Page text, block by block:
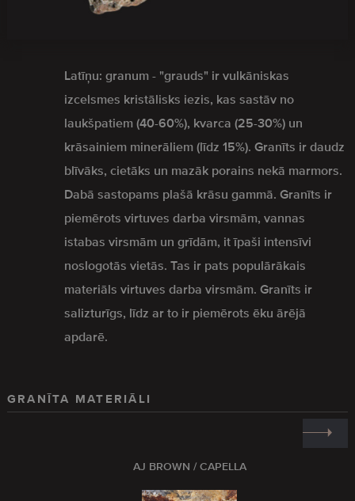
Latīņu: granum - "grauds" ir vulkāniskas
izcelsmes kristālisks iezis, kas sastāv no
laukšpatiem (40-60%), kvarca (25-30%) un
krāsainiem minerāliem (līdz 15%). Granīts ir daudz
blīvāks, cietāks un mazāk porains nekā marmors.
Dabā sastopams plašā krāsu gammā. Granīts ir
piemērots virtuves darba virsmām, vannas
istabas virsmām un grīdām, it īpaši intensīvi
noslogotās vietās. Tas ir pats populārākais
materiāls virtuves darba virsmām. Granīts ir
salizturīgs, līdz ar to ir piemērots ēku ārējā
apdarē.
GRANĪTA MATERIĀLI
AJ BROWN / CAPELLA